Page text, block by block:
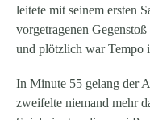
leitete mit seinem ersten
vorgetragenen
und plötzlich war Tempo
In Minute 55 gelang der
zweifelte niemand mehr